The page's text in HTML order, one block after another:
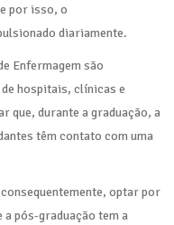
por isso, o
diariamente.
Enfermagem são
hospitais, clínicas e
que, durante a graduação, a
têm contato com uma
optar por
pós-graduação tem a